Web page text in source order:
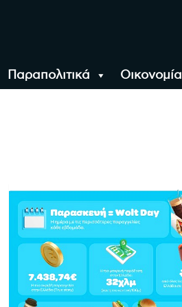
Παραπολιτικά Οικονομία